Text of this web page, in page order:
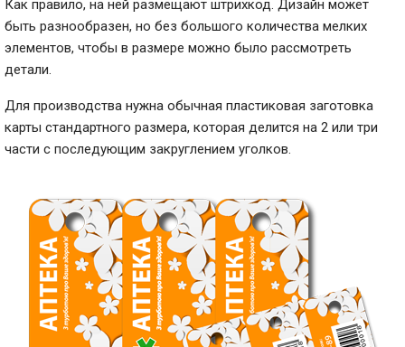
Как правило, на ней размещают штрихкод. Дизайн может
быть разнообразен, но без большого количества мелких
элементов, чтобы в размере можно было рассмотреть
детали.
Для производства нужна обычная пластиковая заготовка
карты стандартного размера, которая делится на 2 или три
части с последующим закруглением уголков.